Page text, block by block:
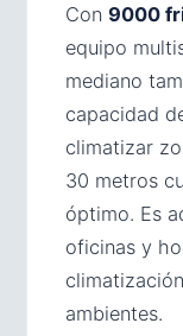
Con 9000
equipo
mediano
capacidad
climatizar
30 metros
óptimo. Es
oficinas y
ambientes.